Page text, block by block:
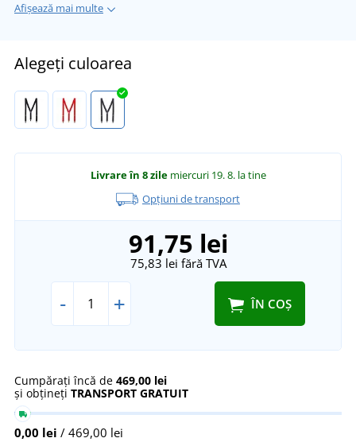
Afișează mai multe
Alegeți culoarea
Livrare în 8 zile miercuri 19. 8. la tine
Opțiuni de transport
91,75 lei
75,83 lei fără TVA
- + ÎN COȘ
Cumpărați încă de 469,00 lei
și obțineți TRANSPORT GRATUIT
0,00 lei / 469,00 lei